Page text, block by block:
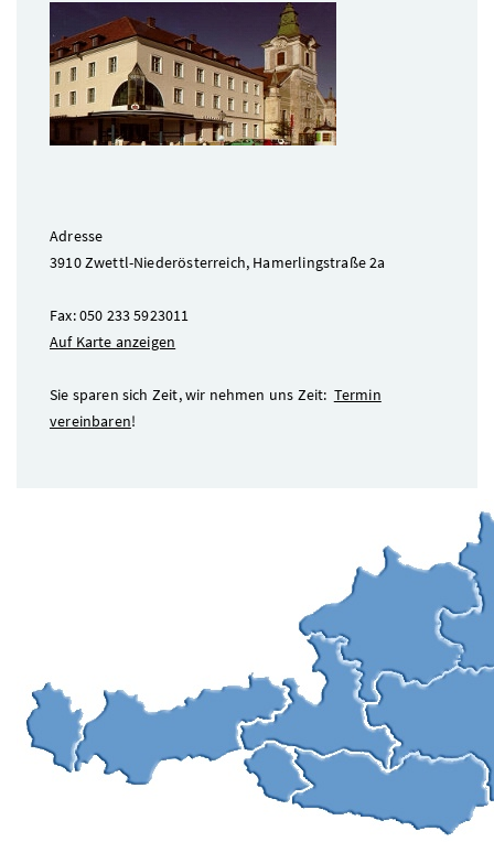
Adresse
3910 Zwettl-Niederösterreich, Hamerlingstraße 2a
Fax: 050 233 5923011
Auf Karte anzeigen
Sie sparen sich Zeit, wir nehmen uns Zeit: Termin
vereinbaren!